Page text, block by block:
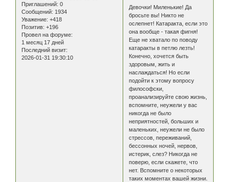
Приглашений: 0
Сообщений: 1934
Уважение: +418
Позитив: +196
Провел на форуме:
1 месяц 17 дней
Последний визит:
2026-01-31 19:30:10
Девочки! Миленькие! Да
бросьте вы! Никто не
ослепнет! Катаракта, если это
она вообще - такая фигня!
Еще не хватало по поводу
катаракты в петлю лезть!
Конечно, хочется быть
здоровым, жить и
наслаждаться! Но если
подойти к этому вопросу
философски,
проанализируйте свою жизнь,
вспомните, неужели у вас
никогда не было
неприятностей, больших и
маленьких, неужели не было
стрессов, переживаний,
бессонных ночей, нервов,
истерик, слез? Никогда не
поверю, если скажете, что
нет. Вспомните о некоторых
таких моментах вашей жизни.